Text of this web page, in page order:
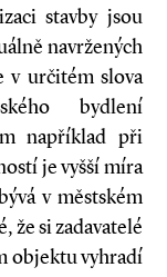
stavby jsou
navržených
v určitém slova
bydlení
například při
je vyšší míra
v městském
že si zadavatelé
objektu vyhradí